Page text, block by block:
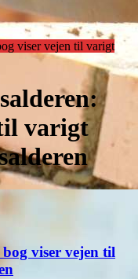
viser vejen til varigt
varigt
viser vejen til